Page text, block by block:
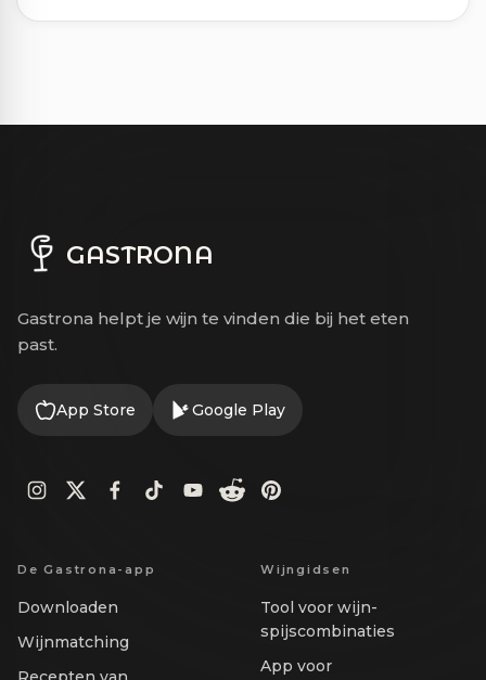
GASTRONA
Gastrona helpt je wijn te vinden die bij het eten
past.
App Store Google Play
De Gastrona-app
Downloaden
Wijnmatching
Wijngidsen
Tool voor wijn-
spijscombinaties
App voor